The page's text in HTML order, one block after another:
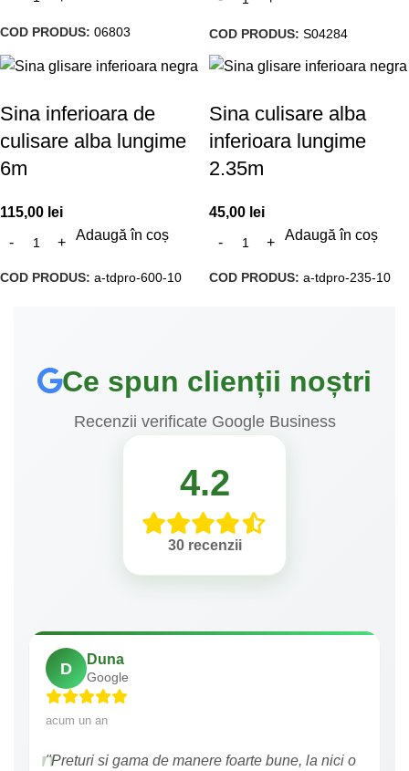
COD PRODUS: 06803 COD PRODUS: S04284
Sina inferioara de
culisare alba lungime
6m
115,00 lei
Adaugă în coș
COD PRODUS: a-tdpro-600-10
Sina culisare alba
inferioara lungime
2.35m
45,00 lei
Adaugă în coș
COD PRODUS: a-tdpro-235-10
Ce spun clienții noștri
Recenzii verificate Google Business
4.2
30 recenzii
D
Duna
Google
acum un an
"Preturi si gama de manere foarte bune, la nici o